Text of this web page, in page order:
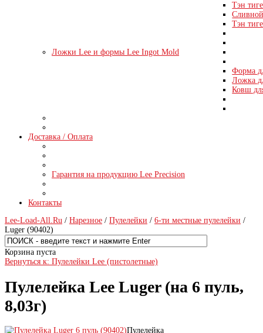
Тэн
Тэн
Ложки Lee и формы Lee Ingot Mold
Форма
Ложка
Ковш
Доставка / Оплата
Гарантия на продукцию Lee Precision
Контакты
Lee-Load-All.Ru / Нарезное / Пулелейки / 6-ти местные пулелейки /
Luger (90402)
Корзина пуста
Вернуться к: Пулелейки Lee (пистолетные)
Пулелейка Lee Luger (на 6 пуль,
8,03г)
Пулелейка